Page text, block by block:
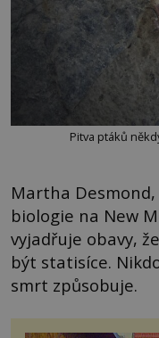
Pitva ptáků
Martha
biologie na New
vyjadřuje obavy,
být statisíce.
smrt způsobuje.